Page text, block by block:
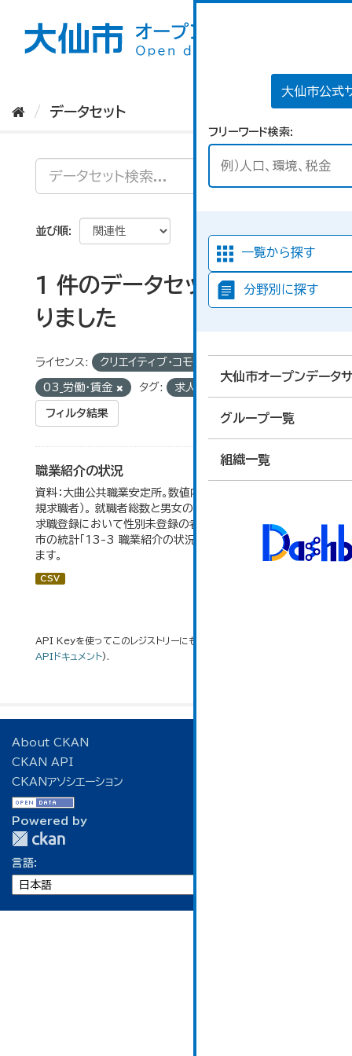
大仙市公式
フリーワード検索
一覧から探す
分野別に探す
大仙市オープンデータ
グループ一覧
組織一覧
データセット
並び順
1 件のデータセットが見つか
りました
ライセンス: クリエイティブ・コモンズ 表示
03_労働・賃金 タグ: 求人数
フィルタ結果
職業紹介の状況
資料：大曲公共職業安定所。数値内の就職率は（就職者/新
規求職者）。 就職者総数と男女の合計が一致しないのは、
求職登録において性別未登録の者も含まれるため。 大仙
市の統計「13-3 職業紹介の状況」のデータを参照してい
ます。
CSV
API Keyを使ってこのレジストリーにもアクセス可能です
APIドキュメント).
About CKAN
CKAN API
CKANアソシエーション
Powered by
言語